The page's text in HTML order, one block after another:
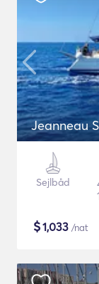
Jeanneau
Sejlbåd
$1,033 /nat